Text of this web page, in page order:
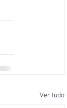
Ver tudo